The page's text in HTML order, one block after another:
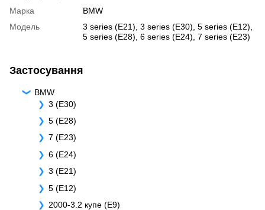
Марка
BMW
Модель
3 series (E21) 3 series (E30) 5 series (E12)
5 series (E28) 6 series (E24) 7 series (E23)
Застосування
BMW
3 (E30)
5 (E28)
7 (E23)
6 (E24)
3 (E21)
5 (E12)
2000-3.2 купе (E9)